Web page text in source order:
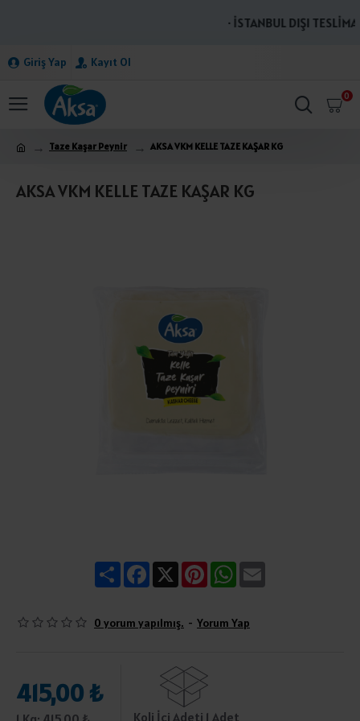
· İSTANBUL DIŞI
Giriş Yap Kayıt Ol
0
Taze Kaşar Peynir AKSA VKM KELLE TAZE KAŞAR KG
AKSA VKM KELLE TAZE KAŞAR KG
ShareFacebook
X PinterestWhatsApp
0 yorum yapılmış. - Yorum Yap
415,00 ₺
Koli İçi Adeti 1 Adet